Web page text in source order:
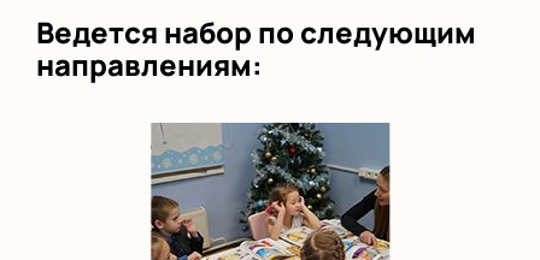
Ведется набор по следующим
направлениям: